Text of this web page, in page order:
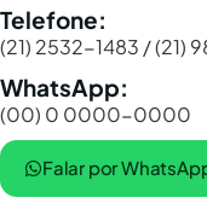
Telefone:
(21) 2532-1483 / (21)
WhatsApp:
(00) 0 0000-0000
Falar por